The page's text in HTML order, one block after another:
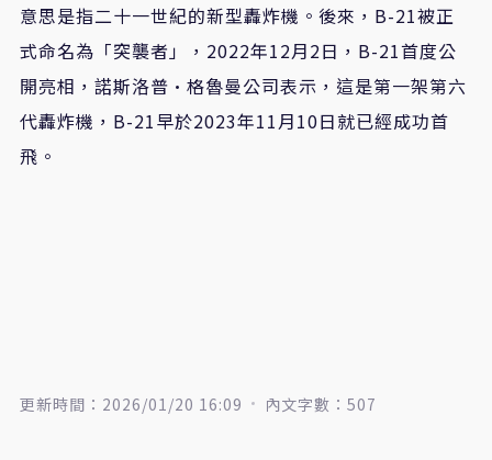
意思是指二十一世紀的新型轟炸機。後來，B-21被正
式命名為「突襲者」，2022年12月2日，B-21首度公
開亮相，諾斯洛普·格魯曼公司表示，這是第一架第六
代轟炸機，B-21早於2023年11月10日就已經成功首
飛。
更新時間：2026/01/20 16:09 內文字數：507